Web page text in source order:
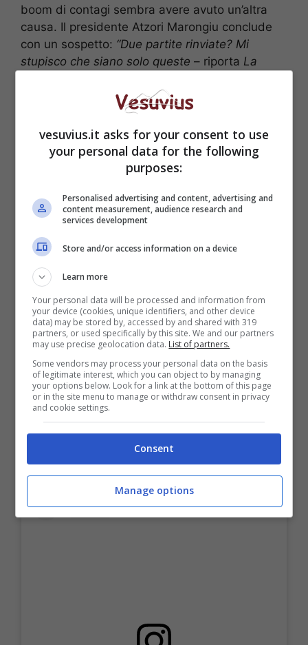
boom di contagi sembra avere avuto un’altra
causa. Il presidente Atzori Marongiu conclude
con un sospetto: “Due partite rinviate? Mi
stupisco che siano solo queste – riporta La
su 400 partite ancora nessuna sia stata rinviata
per positività di qualche giocatore. I controlli
vanno fatti, la mia impressione è che questo
non avvenga”.
LEGGI ANCHE –>Coronavirus, niente calcetto
e feste private: le ipotesi del nuovo Cpcm
LEGGI ANCHE –>
Fusaro e Cecchi Paone
vesuvius.it asks for your consent to use
your personal data for the following
purposes:
Personalised advertising and content, advertising and
content measurement, audience research and
services development
Store and/or access information on a device
Learn more
Your personal data will be processed and information from
your device (cookies, unique identifiers, and other device
data) may be stored by, accessed by and shared with 319
partners, or used specifically by this site. We and our partners
may use precise geolocation data. List of partners.
Some vendors may process your personal data on the basis
of legitimate interest, which you can object to by managing
your options below. Look for a link at the bottom of this page
or in the site menu to manage or withdraw consent in privacy
and cookie settings.
Consent
Manage options